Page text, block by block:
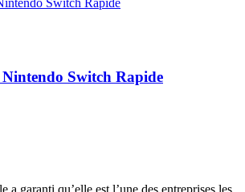
Switch Rapide